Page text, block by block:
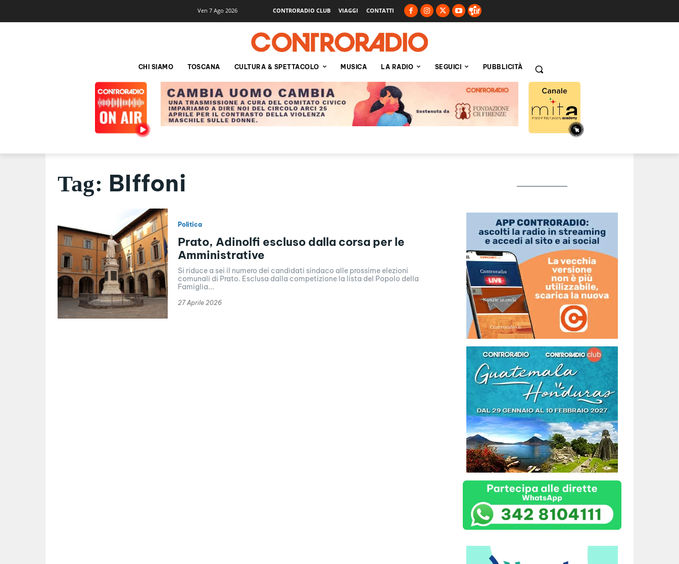
Ven 7 Ago 2026 CONTRORADIO CLUB VIAGGI CONTATTI
CHI SIAMO TOSCANA CULTURA & SPETTACOLO MUSICA LA RADIO SEGUICI PUBBLICITÀ
Tag: BIffoni
Politica
Prato, Adinolfi escluso dalla corsa per le
Amministrative
Si riduce a sei il numero dei candidati sindaco alle prossime elezioni
comunali di Prato. Esclusa dalla competizione la lista del Popolo della
Famiglia...
27 Aprile 2026